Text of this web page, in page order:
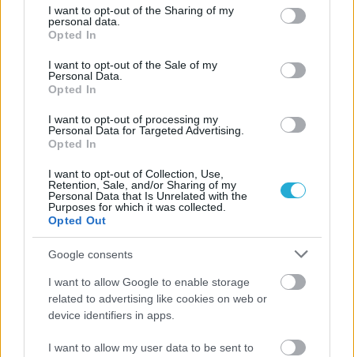
not limited to your visit or usage behaviour. You may click to
grant or deny consent to Google and its third-party tags to
use your data for below specified purposes in below Google
consent section.
I want to opt-out of the Sharing of my
personal data.
Opted In
I want to opt-out of the Sale of my
Personal Data.
Opted In
I want to opt-out of processing my
Personal Data for Targeted Advertising.
Opted In
I want to opt-out of Collection, Use,
Retention, Sale, and/or Sharing of my
Personal Data that Is Unrelated with the
Purposes for which it was collected.
Opted Out
Google consents
I want to allow Google to enable storage
related to advertising like cookies on web or
device identifiers in apps.
I want to allow my user data to be sent to
ΡΟΗ ΕΙΔΗΣΕΩΝ
08/08/2026
Δείπνο της ΕΟΠΕ προς τιμήν του Ισίδωρου Κούβελου
07/08/2026
«Αντίο» με ήττα για τις διεθνείς μας στο τουρνουά του
Ουρμπίνο
06/08/2026
Το πάλεψε μέχρι τέλους η Εθνική γυναικών κόντρα
στην Ιταλία Β’